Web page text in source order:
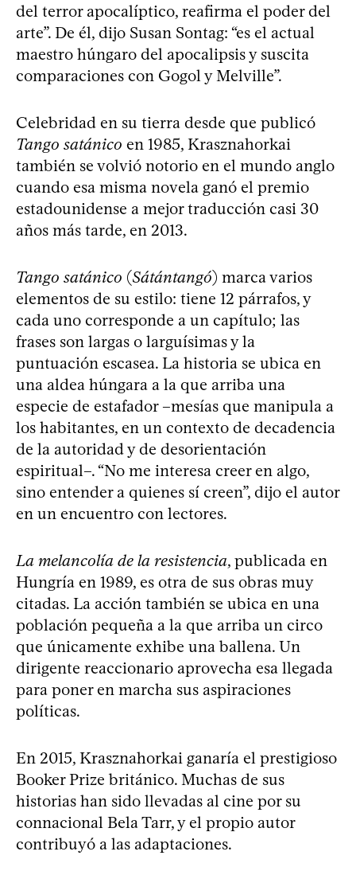
del terror apocalíptico, reafirma el poder del
arte”. De él, dijo Susan Sontag: “es el actual
maestro húngaro del apocalipsis y suscita
comparaciones con Gogol y Melville”.
Celebridad en su tierra desde que publicó
Tango satánico en 1985, Krasznahorkai
también se volvió notorio en el mundo anglo
cuando esa misma novela ganó el premio
estadounidense a mejor traducción casi 30
años más tarde, en 2013.
Tango satánico (Sátántangó) marca varios
elementos de su estilo: tiene 12 párrafos, y
cada uno corresponde a un capítulo; las
frases son largas o larguísimas y la
puntuación escasea. La historia se ubica en
una aldea húngara a la que arriba una
especie de estafador –mesías que manipula a
los habitantes, en un contexto de decadencia
de la autoridad y de desorientación
espiritual–. “No me interesa creer en algo,
sino entender a quienes sí creen”, dijo el autor
en un encuentro con lectores.
La melancolía de la resistencia, publicada en
Hungría en 1989, es otra de sus obras muy
citadas. La acción también se ubica en una
población pequeña a la que arriba un circo
que únicamente exhibe una ballena. Un
dirigente reaccionario aprovecha esa llegada
para poner en marcha sus aspiraciones
políticas.
En 2015, Krasznahorkai ganaría el prestigioso
Booker Prize británico. Muchas de sus
historias han sido llevadas al cine por su
connacional Bela Tarr, y el propio autor
contribuyó a las adaptaciones.